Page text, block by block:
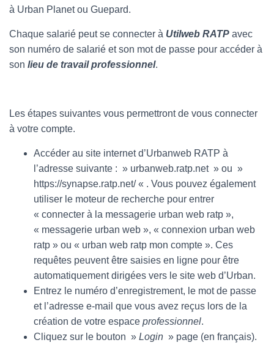
à Urban Planet ou Guepard.
Chaque salarié peut se connecter à Utilweb RATP avec
son numéro de salarié et son mot de passe pour accéder à
son lieu de travail professionnel.
Les étapes suivantes vous permettront de vous connecter
à votre compte.
Accéder au site internet d’Urbanweb RATP à
l’adresse suivante : » urbanweb.ratp.net » ou »
https://synapse.ratp.net/ « . Vous pouvez également
utiliser le moteur de recherche pour entrer
« connecter à la messagerie urban web ratp »,
« messagerie urban web », « connexion urban web
ratp » ou « urban web ratp mon compte ». Ces
requêtes peuvent être saisies en ligne pour être
automatiquement dirigées vers le site web d’Urban.
Entrez le numéro d’enregistrement, le mot de passe
et l’adresse e-mail que vous avez reçus lors de la
création de votre espace professionnel.
Cliquez sur le bouton » Login » page (en français).